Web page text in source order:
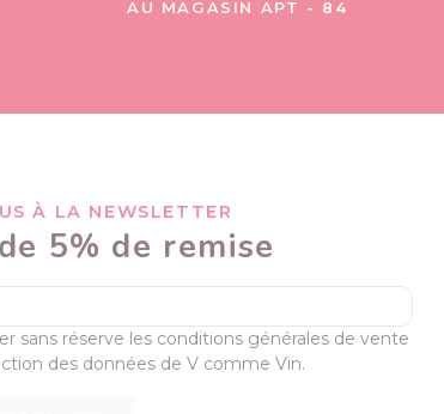
AU MAGASIN APT - 84
À LA NEWSLETTER
5% de remise
sans réserve les conditions générales de vente
des données de V comme Vin.